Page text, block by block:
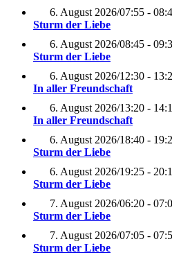
6. August 2026/07:55 -
Sturm der Liebe
6. August 2026/08:45 -
Sturm der Liebe
6. August 2026/12:30 -
In aller Freundschaft
6. August 2026/13:20 -
In aller Freundschaft
6. August 2026/18:40 -
Sturm der Liebe
6. August 2026/19:25 -
Sturm der Liebe
7. August 2026/06:20 -
Sturm der Liebe
7. August 2026/07:05 -
Sturm der Liebe